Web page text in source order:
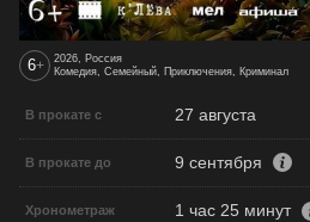
6+
2026, Россия
Комедия, Семейный, Приключения, Криминал
В прокате с 27 августа
В прокате до 9 сентября
Хронометраж 1 час 25 минут